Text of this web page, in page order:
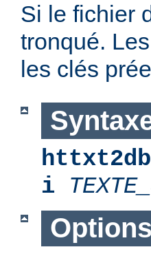
Si le fichier
tronqué.
les clés
i
Options